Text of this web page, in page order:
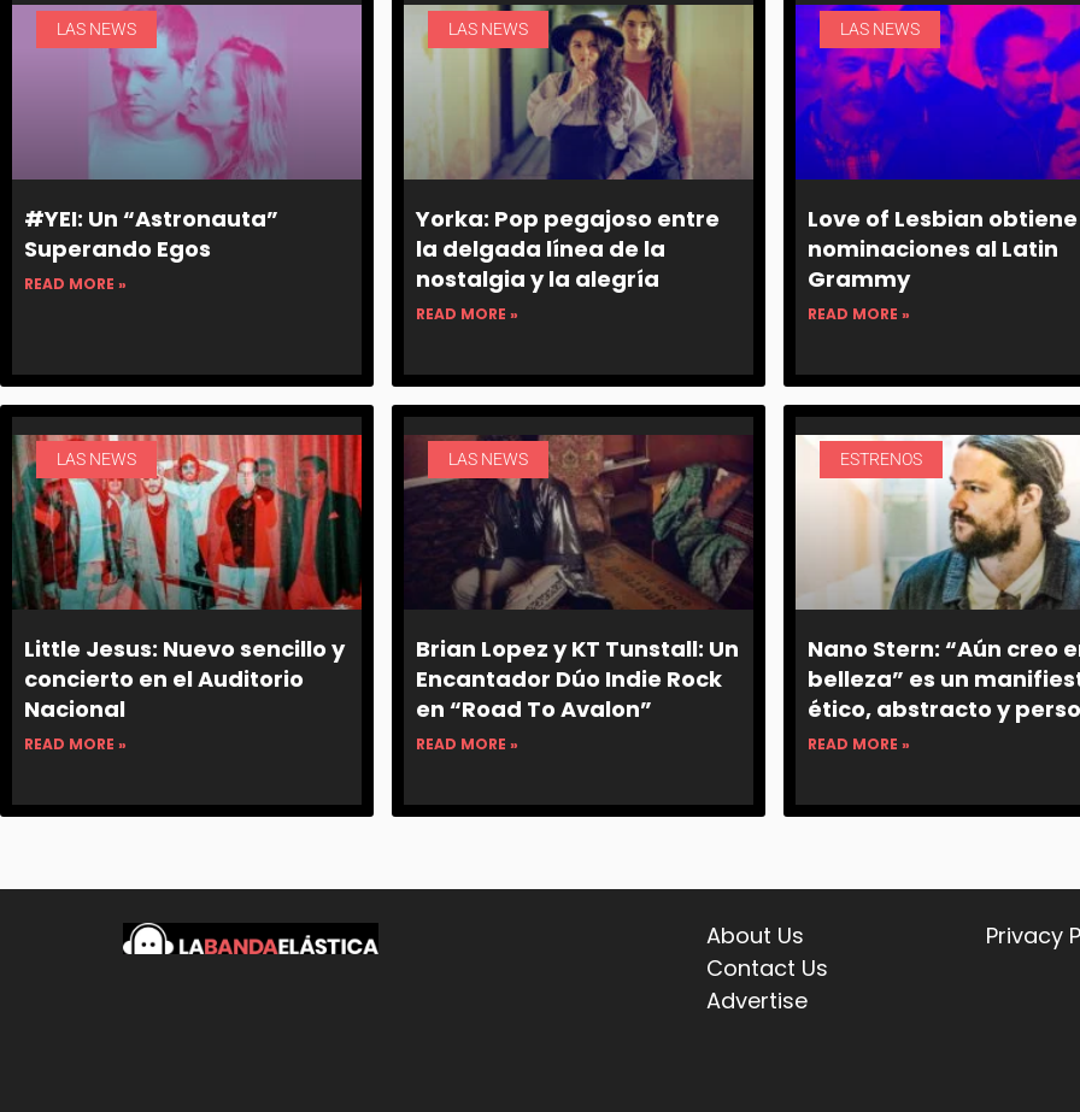
LAS NEWS
#YEI: Un “Astronauta”
Superando Egos
READ MORE »
LAS NEWS
Yorka: Pop pegajoso entre
la delgada línea de la
nostalgia y la alegría
READ MORE »
LAS NEWS
Love of Lesbian
nominaciones al Latin
Grammy
READ MORE »
LAS NEWS
Little Jesus: Nuevo sencillo y
concierto en el Auditorio
Nacional
READ MORE »
LAS NEWS
Brian Lopez y KT Tunstall: Un
Encantador Dúo Indie Rock
en “Road To Avalon”
READ MORE »
ESTRENOS
Nano Stern: “Aún creo
belleza” es un
ético, abstracto y
READ MORE »
About Us
Contact Us
Advertise
Privacy